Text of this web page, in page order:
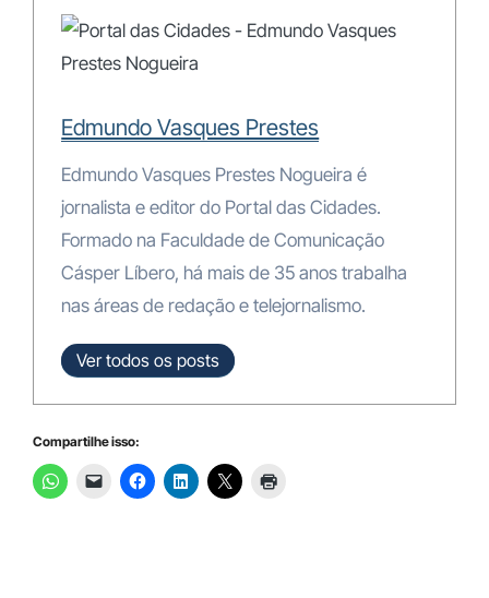
Edmundo Vasques Prestes
Edmundo Vasques Prestes Nogueira é
jornalista e editor do Portal das Cidades.
Formado na Faculdade de Comunicação
Cásper Líbero, há mais de 35 anos trabalha
nas áreas de redação e telejornalismo.
Ver todos os posts
Compartilhe isso: